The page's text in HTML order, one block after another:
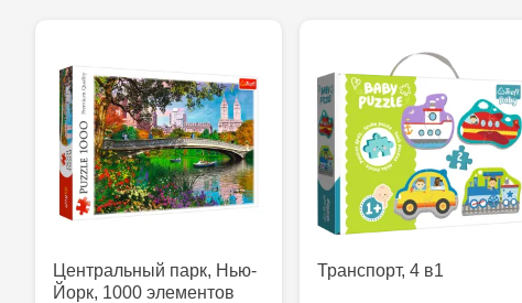
Центральный парк, Нью-
Йорк, 1000 элементов
Транспорт, 4 в1